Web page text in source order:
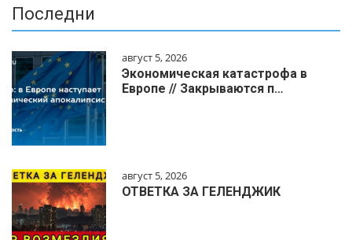
Последни
август 5, 2026
Экономическая катастрофа в
Европе // Закрываются п…
август 5, 2026
ОТВЕТКА ЗА ГЕЛЕНДЖИК